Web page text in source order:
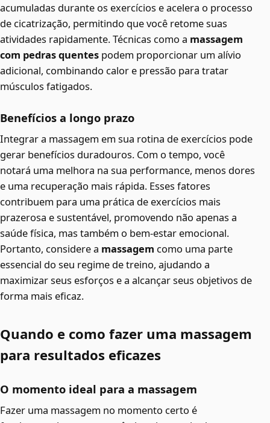
acumuladas durante os exercícios e acelera o processo
de cicatrização, permitindo que você retome suas
atividades rapidamente. Técnicas como a massagem
com pedras quentes podem proporcionar um alívio
adicional, combinando calor e pressão para tratar
músculos fatigados.
Benefícios a longo prazo
Integrar a massagem em sua rotina de exercícios pode
gerar benefícios duradouros. Com o tempo, você
notará uma melhora na sua performance, menos dores
e uma recuperação mais rápida. Esses fatores
contribuem para uma prática de exercícios mais
prazerosa e sustentável, promovendo não apenas a
saúde física, mas também o bem-estar emocional.
Portanto, considere a massagem como uma parte
essencial do seu regime de treino, ajudando a
maximizar seus esforços e a alcançar seus objetivos de
forma mais eficaz.
Quando e como fazer uma massagem
para resultados eficazes
O momento ideal para a massagem
Fazer uma massagem no momento certo é